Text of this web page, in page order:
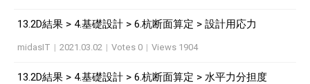
13.2D結果 > 4.基礎設計 > 6.杭断面算定 > 設計用応力
midasIT | 2021.03.02 | Votes 0 | Views 1904
13.2D結果 > 4.基礎設計 > 6.杭断面算定 > 水平力分担度